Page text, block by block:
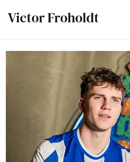
Victor Froholdt